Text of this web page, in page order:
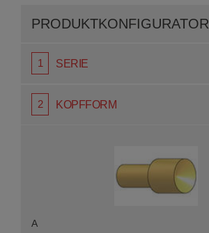
PRODUKT­KONFIGURATOR
SERIE
KOPFFORM
A